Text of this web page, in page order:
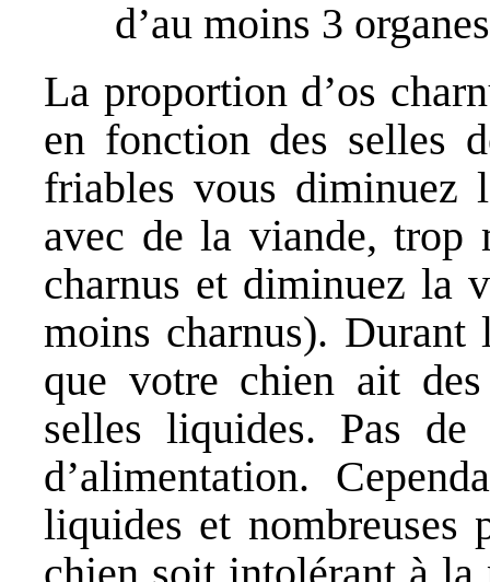
d’au moins 3 organes
La proportion d’os
en fonction des selles
friables vous diminuez
avec de la viande, trop
charnus et diminuez la
moins charnus). Durant
que votre chien ait
selles liquides. Pas de
d’alimentation.
liquides et nombreuses